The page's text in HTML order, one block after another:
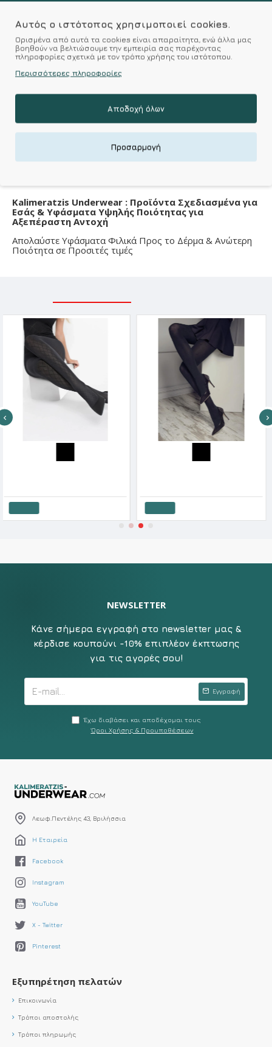
Σύμφωνα με 0 αξιολογήσεις. - Γράψτε μια κριτική
Denier-Den
Kalimeratzis Underwear : Προϊόντα Σχεδιασμένα για
Εσάς & Υφάσματα Υψηλής Ποιότητας για
Αξεπέραστη Αντοχή
Απολαύστε Υφάσματα Φιλικά Προς το Δέρμα & Ανώτερη
Ποιότητα σε Προσιτές τιμές
NEWSLETTER
Κάνε σήμερα εγγραφή στο newsletter μας &
κέρδισε κουπούνι -10% επιπλέον έκπτωσης
για τις αγορές σου!
Εγγραφή
Έχω διαβάσει και αποδέχομαι τους
Όροι Χρήσης & Προυποθέσεων
Λεωφ.Πεντέλης 43, Βριλήσσια
Η Εταιρεία
Facebook
Instagram
YouTube
X - Twitter
Pinterest
Εξυπηρέτηση πελατών
Επικοινωνία
Τρόποι αποστολής
Τρόποι πληρωμής
Αυτός ο ιστότοπος χρησιμοποιεί cookies.
Ορισμένα από αυτά τα cookies είναι απαραίτητα, ενώ άλλα μας
βοηθούν να βελτιώσουμε την εμπειρία σας παρέχοντας
πληροφορίες σχετικά με τον τρόπο χρήσης του ιστότοπου.
Περισσότερες πληροφορίες
Αποδοχή όλων
Προσαρμογή